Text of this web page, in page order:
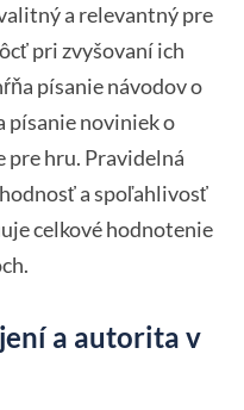
a relevantný pre
pri zvyšovaní ich
písanie návodov o
písanie noviniek o
pre hru. Pravidelná
a spoľahlivosť
celkové hodnotenie
a autorita v